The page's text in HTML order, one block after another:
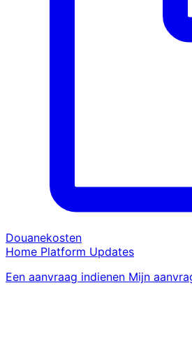
Douanekosten
Home Platform Updates
Een aanvraag indienen Mijn